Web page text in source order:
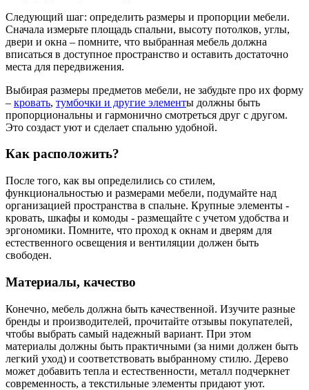
Следующий шаг: определить размеры и пропорции мебели.
Сначала измерьте площадь спальни, высоту потолков, углы,
двери и окна – помните, что выбранная мебель должна
вписаться в доступное пространство и оставить достаточно
места для передвижения.
Выбирая размеры предметов мебели, не забудьте про их форму
– кровать, тумбочки и другие элементы должны быть
пропорциональны и гармонично смотреться друг с другом.
Это создаст уют и сделает спальню удобной.
Как расположить?
После того, как вы определились со стилем,
функциональностью и размерами мебели, подумайте над
организацией пространства в спальне. Крупные элементы -
кровать, шкафы и комоды - размещайте с учетом удобства и
эргономики. Помните, что проход к окнам и дверям для
естественного освещения и вентиляции должен быть
свободен.
Материалы, качество
Конечно, мебель должна быть качественной. Изучите разные
бренды и производителей, прочитайте отзывы покупателей,
чтобы выбрать самый надежный вариант. При этом
материалы должны быть практичными (за ними должен быть
легкий уход) и соответствовать выбранному стилю. Дерево
может добавить тепла и естественности, металл подчеркнет
современность, а текстильные элементы придают уют.